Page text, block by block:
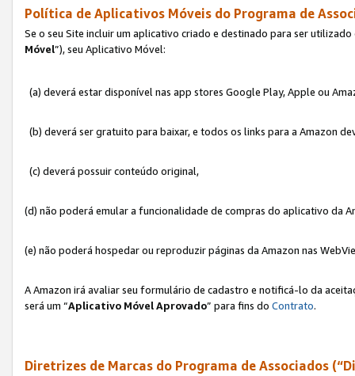
Política de Aplicativos Móveis do Programa de
Se o seu Site incluir um aplicativo criado e destinado para ser
Móvel”), seu Aplicativo Móvel:
(a) deverá estar disponível nas app stores Google Play, Apple ou
(b) deverá ser gratuito para baixar, e todos os links para a Amazon
(c) deverá possuir conteúdo original,
(d) não poderá emular a funcionalidade de compras do aplicativo da
(e) não poderá hospedar ou reproduzir páginas da Amazon nas
A Amazon irá avaliar seu formulário de cadastro e notificá-lo da
será um “Aplicativo Móvel Aprovado” para fins do Contrato.
Diretrizes de Marcas do Programa de Associados